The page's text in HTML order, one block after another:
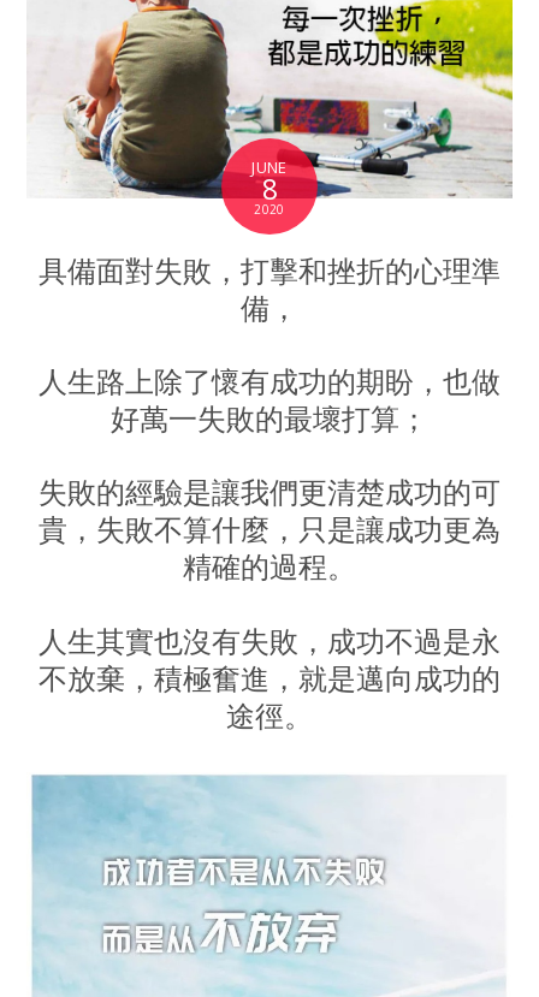
JUNE
8
2020
具備面對失敗，打擊和挫折的心理準
備，
人生路上除了懷有成功的期盼，也做
好萬一失敗的最壞打算；
失敗的經驗是讓我們更清楚成功的可
貴，失敗不算什麼，只是讓成功更為
精確的過程。
人生其實也沒有失敗，成功不過是永
不放棄，積極奮進，就是邁向成功的
途徑。